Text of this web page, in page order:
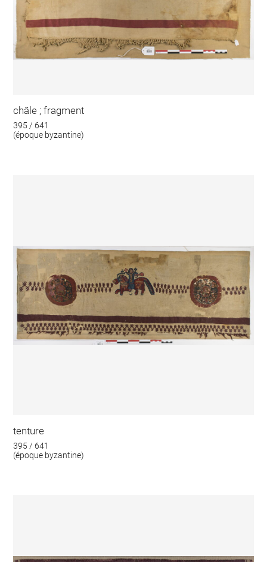
châle ; fragment
395 / 641
(époque byzantine)
tenture
395 / 641
(époque byzantine)